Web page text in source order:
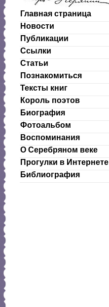
Главная страница
Новости
Публикации
Ссылки
Статьи
Познакомиться
Тексты книг
Король поэтов
Биография
Фотоальбом
Воспоминания
О Серебряном веке
Прогулки в Интернете
Библиография